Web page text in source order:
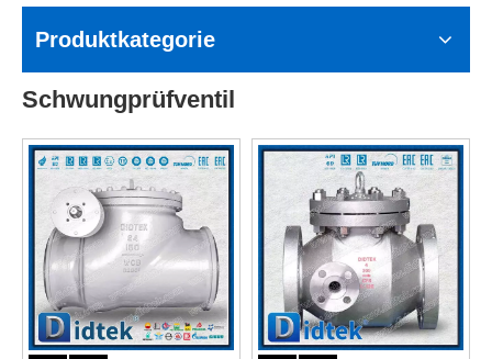
Produktkategorie
Schwungprüfventil